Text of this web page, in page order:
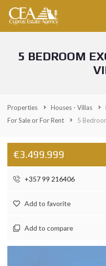
5 BEDROOM
Properties Houses - Villas
For Sale or For Rent
5
€3.499.999
+357 99 216406
Add to favorite
Add to compare